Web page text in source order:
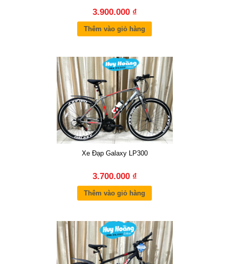
3.900.000 ₫
Thêm vào giỏ hàng
Xe Đạp Galaxy LP300
3.700.000 ₫
Thêm vào giỏ hàng